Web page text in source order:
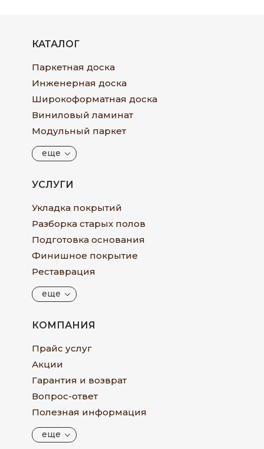
КАТАЛОГ
Паркетная доска
Инженерная доска
Широкоформатная доска
Виниловый ламинат
Модульный паркет
еще
УСЛУГИ
Укладка покрытий
Разборка старых полов
Подготовка основания
Финишное покрытие
Реставрация
еще
КОМПАНИЯ
Прайс услуг
Акции
Гарантия и возврат
Вопрос-ответ
Полезная информация
еще